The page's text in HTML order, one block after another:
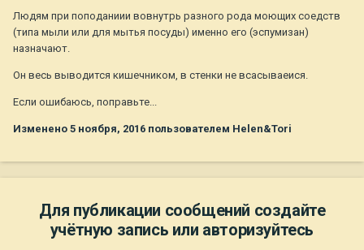
Людям при поподаниии вовнутрь разного рода моющих соедств
(типа мыли или для мытья посуды) именно его (эспумизан)
назначают.
Он весь выводится кишечником, в стенки не всасываеися.
Если ошибаюсь, поправьте...
Изменено 5 ноября, 2016 пользователем Helen&Tori
Для публикации сообщений создайте
учётную запись или авторизуйтесь